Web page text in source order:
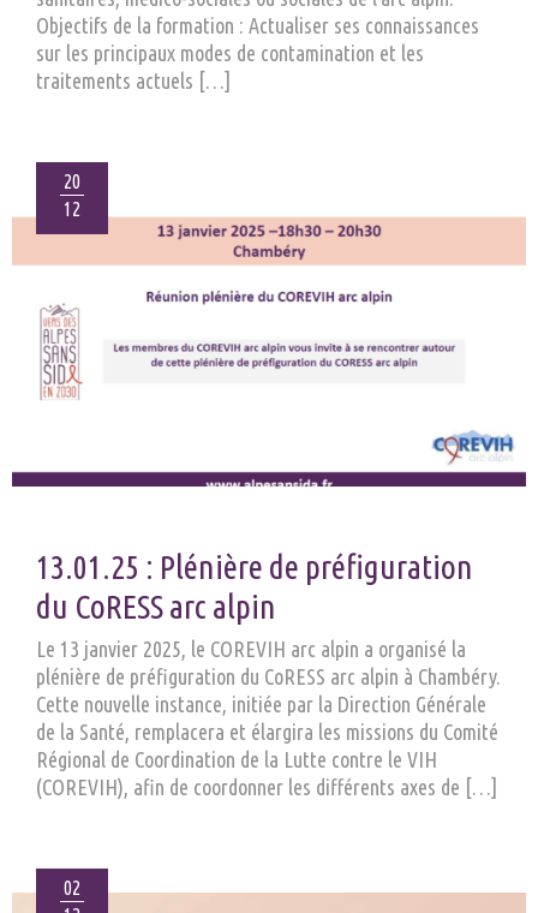
Objectifs de la formation : Actualiser ses connaissances
sur les principaux modes de contamination et les
traitements actuels […]
20
12
13.01.25 : Plénière de préfiguration
du CoRESS arc alpin
Le 13 janvier 2025, le COREVIH arc alpin a organisé la
plénière de préfiguration du CoRESS arc alpin à Chambéry.
Cette nouvelle instance, initiée par la Direction Générale
de la Santé, remplacera et élargira les missions du Comité
Régional de Coordination de la Lutte contre le VIH
(COREVIH), afin de coordonner les différents axes de […]
02